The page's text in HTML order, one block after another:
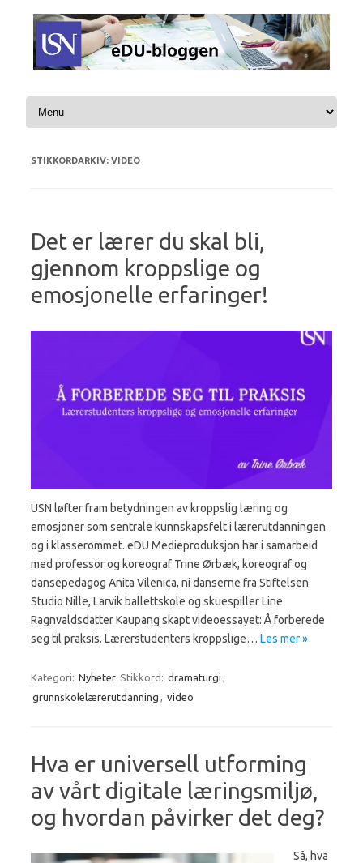
Hopp til innhold
STIKKORDARKIV: VIDEO
Det er lærer du skal bli,
gjennom kroppslige og
emosjonelle erfaringer!
USN løfter fram betydningen av kroppslig læring og
emosjoner som sentrale kunnskapsfelt i lærerutdanningen
og i klasserommet. eDU Medieproduksjon har i samarbeid
med professor og koreograf Trine Ørbæk, koreograf og
dansepedagog Anita Vilenica, ni danserne fra Stiftelsen
Studio Nille, Larvik ballettskole og skuespiller Line
Ragnvaldsdatter Kaupang skapt videoessayet: Å forberede
seg til praksis. Lærerstudenters kroppslige… Les mer »
Kategori: Nyheter Stikkord: dramaturgi ,
grunnskolelærerutdanning , video
Hva er universell utforming
av vårt digitale læringsmiljø,
og hvordan påvirker det deg?
Så, hva